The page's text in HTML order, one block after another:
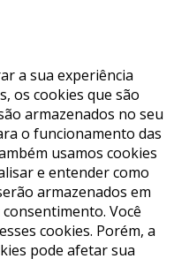
a sua experiência
os cookies que são
armazenados no seu
o funcionamento das
usamos cookies
e entender como
armazenados em
Você
cookies. Porém, a
pode afetar sua